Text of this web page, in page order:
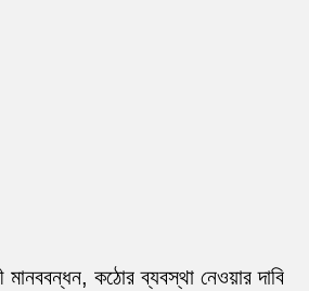
মানববন্ধন, কঠোর ব্যবস্থা নেওয়ার দাবি